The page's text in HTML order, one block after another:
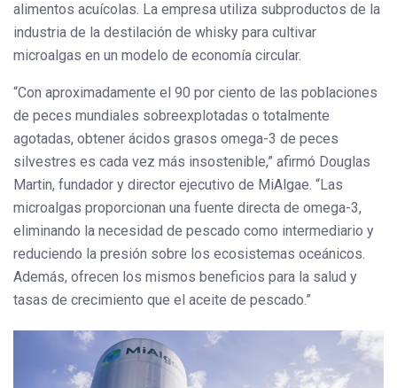
alimentos acuícolas. La empresa utiliza subproductos de la
industria de la destilación de whisky para cultivar
microalgas en un modelo de economía circular.
“Con aproximadamente el 90 por ciento de las poblaciones
de peces mundiales sobreexplotadas o totalmente
agotadas, obtener ácidos grasos omega-3 de peces
silvestres es cada vez más insostenible,” afirmó Douglas
Martin, fundador y director ejecutivo de MiAlgae. “Las
microalgas proporcionan una fuente directa de omega-3,
eliminando la necesidad de pescado como intermediario y
reduciendo la presión sobre los ecosistemas oceánicos.
Además, ofrecen los mismos beneficios para la salud y
tasas de crecimiento que el aceite de pescado.”